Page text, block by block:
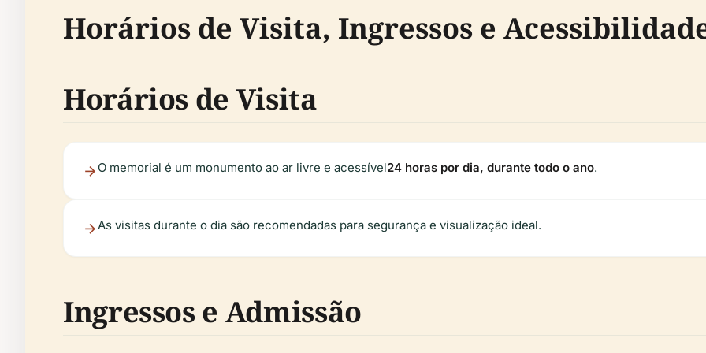
Horários de Visita, Ingressos e
Horários de Visita
O memorial é um monumento ao ar livre e acessível24 horas por dia, durante todo o ano.
As visitas durante o dia são recomendadas para segurança e visualização ideal.
Ingressos e Admissão